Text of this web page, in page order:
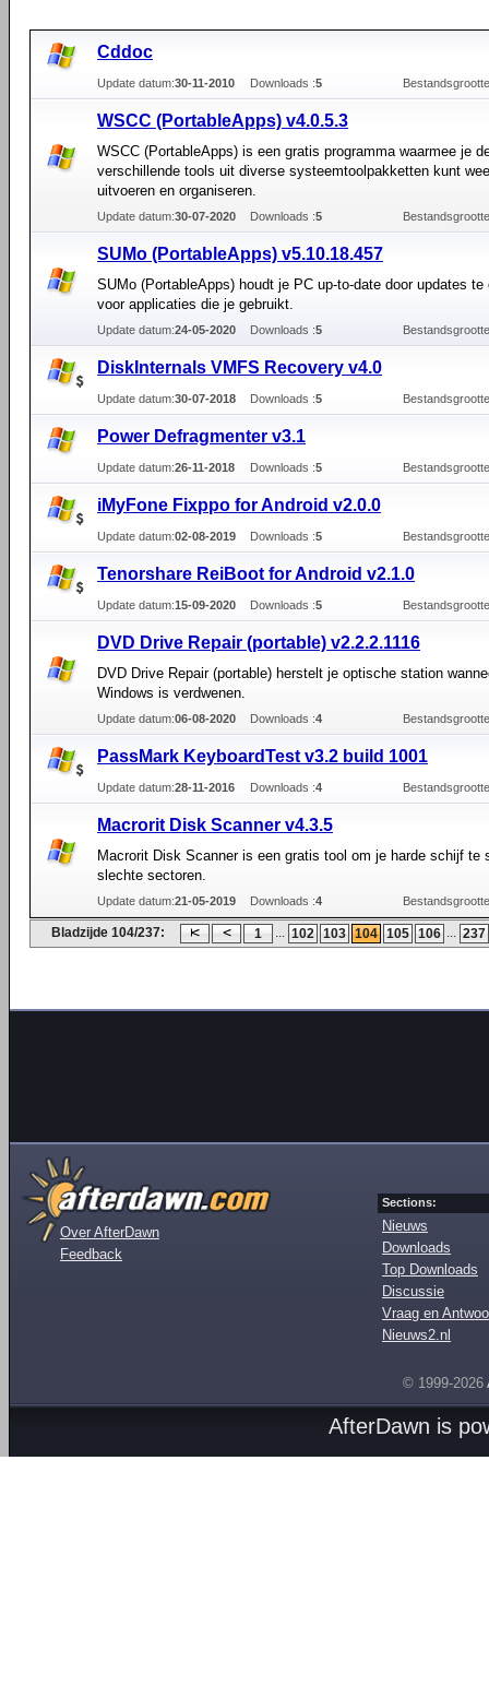
Cddoc
Update datum:30-11-2010 Downloads :5
WSCC (PortableApps) v4.0.5.3
WSCC (PortableApps) is een gratis programma waarmee je
verschillende tools uit diverse systeemtoolpakketten kunt
uitvoeren en organiseren.
Update datum:30-07-2020 Downloads :5
SUMo (PortableApps) v5.10.18.457
SUMo (PortableApps) houdt je PC up-to-date door updates te
voor applicaties die je gebruikt.
Update datum:24-05-2020 Downloads :5
DiskInternals VMFS Recovery v4.0
Update datum:30-07-2018 Downloads :5
Power Defragmenter v3.1
Update datum:26-11-2018 Downloads :5
iMyFone Fixppo for Android v2.0.0
Update datum:02-08-2019 Downloads :5
Tenorshare ReiBoot for Android v2.1.0
Update datum:15-09-2020 Downloads :5
DVD Drive Repair (portable) v2.2.2.1116
DVD Drive Repair (portable) herstelt je optische station
Windows is verdwenen.
Update datum:06-08-2020 Downloads :4
PassMark KeyboardTest v3.2 build 1001
Update datum:28-11-2016 Downloads :4
Macrorit Disk Scanner v4.3.5
Macrorit Disk Scanner is een gratis tool om je harde schijf te
slechte sectoren.
Update datum:21-05-2019 Downloads :4
Bladzijde 104/237: 1 ... 102 103 104 105 106 ... 237
Over AfterDawn
Feedback
Sections:
Nieuws
Downloads
Top Downloads
Discussie
Vraag en
Nieuws2.nl
© 1999-2026
AfterDawn is